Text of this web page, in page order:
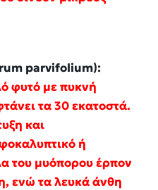
parvifolium):
φυτό με πυκνή
τα 30 εκατοστά.
και
ή
του μυόπορου έρπον
ενώ τα λευκά άνθη